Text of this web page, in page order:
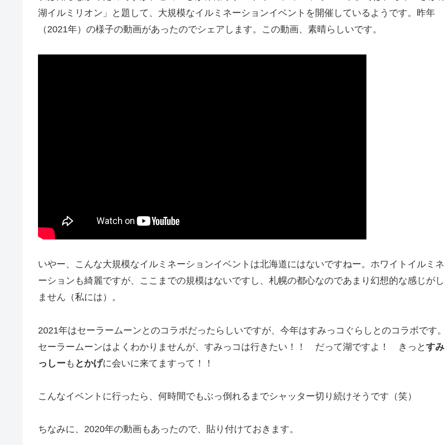
湖イルミリオン」と題して、大規模なイルミネーションイベントを開催しているようです。昨年
（2021年）の様子の動画があったのでシェアします。この動画、素晴らしいです。
いやー、こんな大規模なイルミネーションイベントは北海道にはないですねー。ホワイトイルミネ
ーションも綺麗ですが、ここまでの規模はないですし、札幌の都心なのであまり幻想的な感じがし
ません（私には）。
2021年はセーラームーンとのコラボだったらしいですが、今年はすみっコぐらしとのコラボです。
セーラームーンはよくわかりませんが、すみっコは行きたい！！ だって湖ですよ！ きっと すみ
っしーも とかげに会いに来てますって！！
こんなイベントに行ったら、何時間でもぶっ倒れるまでシャッター切り続けそうです（笑）
ちなみに、2020年の動画もあったので、貼り付けておきます。